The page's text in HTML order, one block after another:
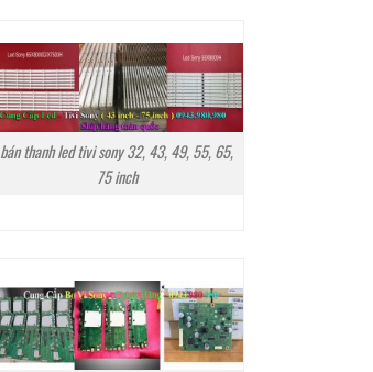
bán thanh led tivi sony 32, 43, 49, 55, 65,
75 inch